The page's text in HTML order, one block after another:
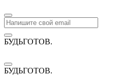
БУДЬГОТОВ.
БУДЬГОТОВ.